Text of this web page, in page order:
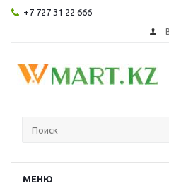
+7 727 31 22 666
МЕНЮ